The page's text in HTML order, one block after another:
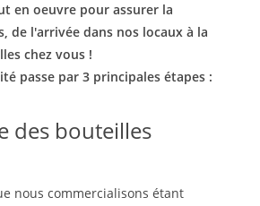
en oeuvre pour assurer la
de l'arrivée dans nos locaux à la
chez vous !
passe par 3 principales étapes :
des bouteilles
nous commercialisons étant